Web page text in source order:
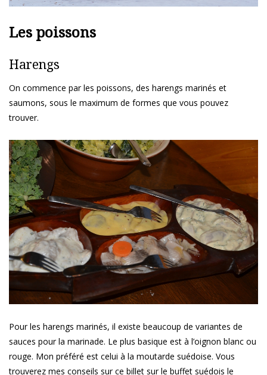
Les poissons
Harengs
On commence par les poissons, des harengs marinés et
saumons, sous le maximum de formes que vous pouvez
trouver.
Pour les harengs marinés, il existe beaucoup de variantes de
sauces pour la marinade. Le plus basique est à l’oignon blanc ou
rouge. Mon préféré est celui à la moutarde suédoise. Vous
trouverez mes conseils sur ce billet sur le buffet suédois le